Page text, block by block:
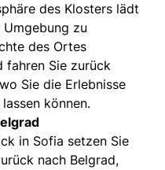
des Klosters lädt
zu
des Ortes
fahren Sie zurück
Sie die Erlebnisse
können.
in Sofia setzen Sie
nach Belgrad,